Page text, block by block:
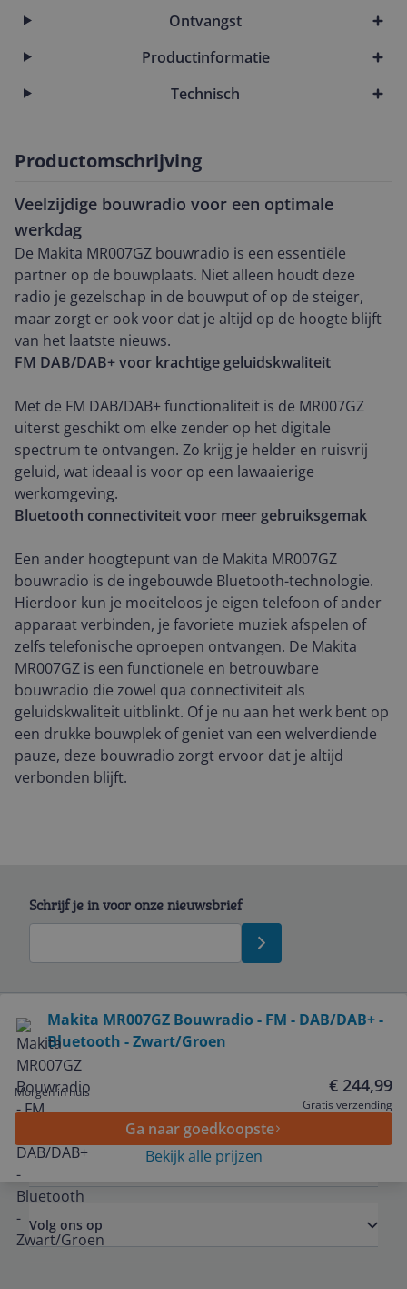
Ontvangst
Productinformatie
Technisch
Productomschrijving
Veelzijdige bouwradio voor een optimale
werkdag
De Makita MR007GZ bouwradio is een essentiële
partner op de bouwplaats. Niet alleen houdt deze
radio je gezelschap in de bouwput of op de steiger,
maar zorgt er ook voor dat je altijd op de hoogte blijft
van het laatste nieuws.
FM DAB/DAB+ voor krachtige geluidskwaliteit
Met de FM DAB/DAB+ functionaliteit is de MR007GZ
uiterst geschikt om elke zender op het digitale
spectrum te ontvangen. Zo krijg je helder en ruisvrij
geluid, wat ideaal is voor op een lawaaierige
werkomgeving.
Bluetooth connectiviteit voor meer gebruiksgemak
Een ander hoogtepunt van de Makita MR007GZ
bouwradio is de ingebouwde Bluetooth-technologie.
Hierdoor kun je moeiteloos je eigen telefoon of ander
apparaat verbinden, je favoriete muziek afspelen of
zelfs telefonische oproepen ontvangen. De Makita
MR007GZ is een functionele en betrouwbare
bouwradio die zowel qua connectiviteit als
geluidskwaliteit uitblinkt. Of je nu aan het werk bent op
een drukke bouwplek of geniet van een welverdiende
pauze, deze bouwradio zorgt ervoor dat je altijd
verbonden blijft.
Makita MR007GZ Bouwradio - FM - DAB/DAB+ -
Bluetooth - Zwart/Groen
Morgen in huis € 244,99
Gratis verzending
Ga naar goedkoopste
Bekijk alle prijzen
Schrijf je in voor onze nieuwsbrief
Service
Algemeen
Volg ons op